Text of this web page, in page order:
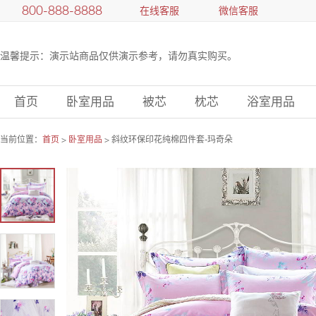
800-888-8888 在线客服 微信客服
温馨提示：演示站商品仅供演示参考，请勿真实购买。
首页 卧室用品 被芯 枕芯 浴室用品
当前位置： 首页 > 卧室用品 > 斜纹环保印花纯棉四件套-玛奇朵